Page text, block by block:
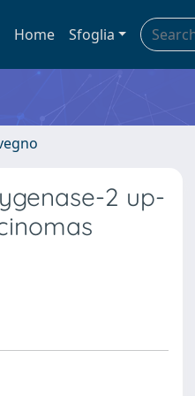
Home Sfoglia
2 up-